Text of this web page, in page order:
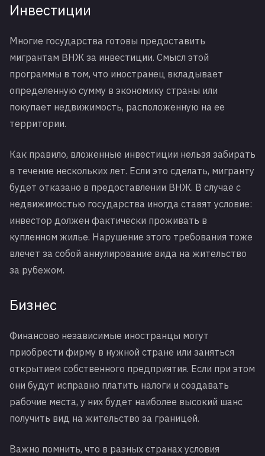
Инвестиции
Многие государства готовы предоставить
мигрантам ВНЖ за инвестиции. Смысл этой
программы в том, что иностранец вкладывает
определенную сумму в экономику страны или
покупает недвижимость, расположенную на ее
территории.
Как правило, вложенные инвестиции нельзя забирать
в течение нескольких лет. Если это сделать, мигранту
будет отказано в предоставлении ВНЖ. В случае с
недвижимостью государства иногда ставят условие:
инвестор должен фактически проживать в
купленном жилье. Нарушение этого требования тоже
влечет за собой аннулирование вида на жительство
за рубежом.
Бизнес
Финансово независимые иностранцы могут
приобрести фирму в нужной стране или заняться
открытием собственного предприятия. Если при этом
они будут исправно платить налоги и создавать
рабочие места, у них будет наиболее высокий шанс
получить вид на жительство за границей.
Важно помнить, что в разных странах условия